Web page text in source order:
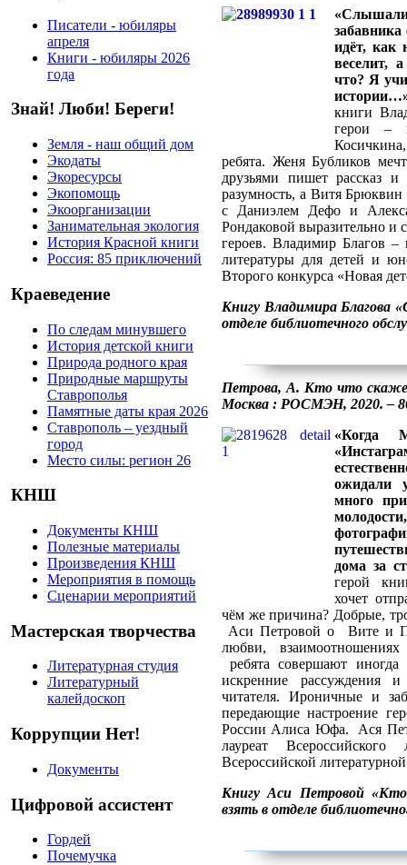
Писатели - юбиляры
апреля
Книги - юбиляры 2026
года
Знай! Люби! Береги!
Земля - наш общий дом
Экодаты
Экоресурсы
Экопомощь
Экоорганизации
Занимательная экология
История Красной книги
Россия: 85 приключений
Краеведение
По следам минувшего
История детской книги
Природа родного края
Природные маршруты
Ставрополья
Памятные даты края 2026
Ставрополь – уездный
город
Место силы: регион 26
КНШ
Документы КНШ
Полезные материалы
Произведения КНШ
Мероприятия в помощь
Сценарии мероприятий
Мастерская творчества
Литературная студия
Литературный
калейдоскоп
Коррупции Нет!
Документы
Цифровой ассистент
Гордей
Почемучка
идёт, как
веселит,
что? Я
книги
герои –
ребята. Женя Бубликов
друзьями пишет рассказ
разумность, а Витя
с Даниэлем Дефо и
Рондаковой выразительно и
героев. Владимир Благов –
литературы для детей и
Второго конкурса «Новая
Книгу Владимира Благова
отделе библиотечного
Петрова, А. Кто что
Москва : РОСМЭН, 2020. –
«Когда
ожидали
много
дома за
герой
хочет
чём же причина? Добрые,
Аси Петровой о Вите и
любви,
ребята совершают
искренние рассуждения
читателя. Ироничные и
передающие настроение
России Алиса Юфа. Ася
лауреат
Всероссийской
Книгу Аси Петровой
взять в отделе